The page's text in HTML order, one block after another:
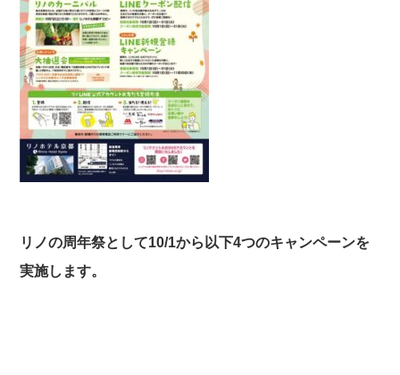
リノの周年祭として10/1から以下4つのキャンペーンを
実施します。